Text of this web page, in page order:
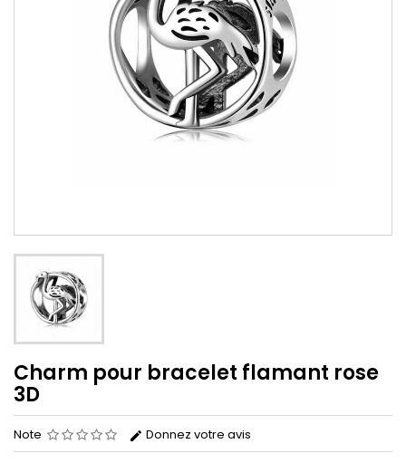
Charm pour bracelet flamant rose
3D
Note Donnez votre avis